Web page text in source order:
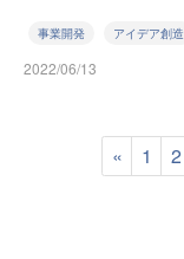
事業開発 アイデア創造
2022/06/13
« 1 2